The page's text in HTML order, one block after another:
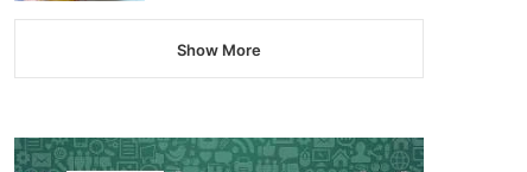
Show More